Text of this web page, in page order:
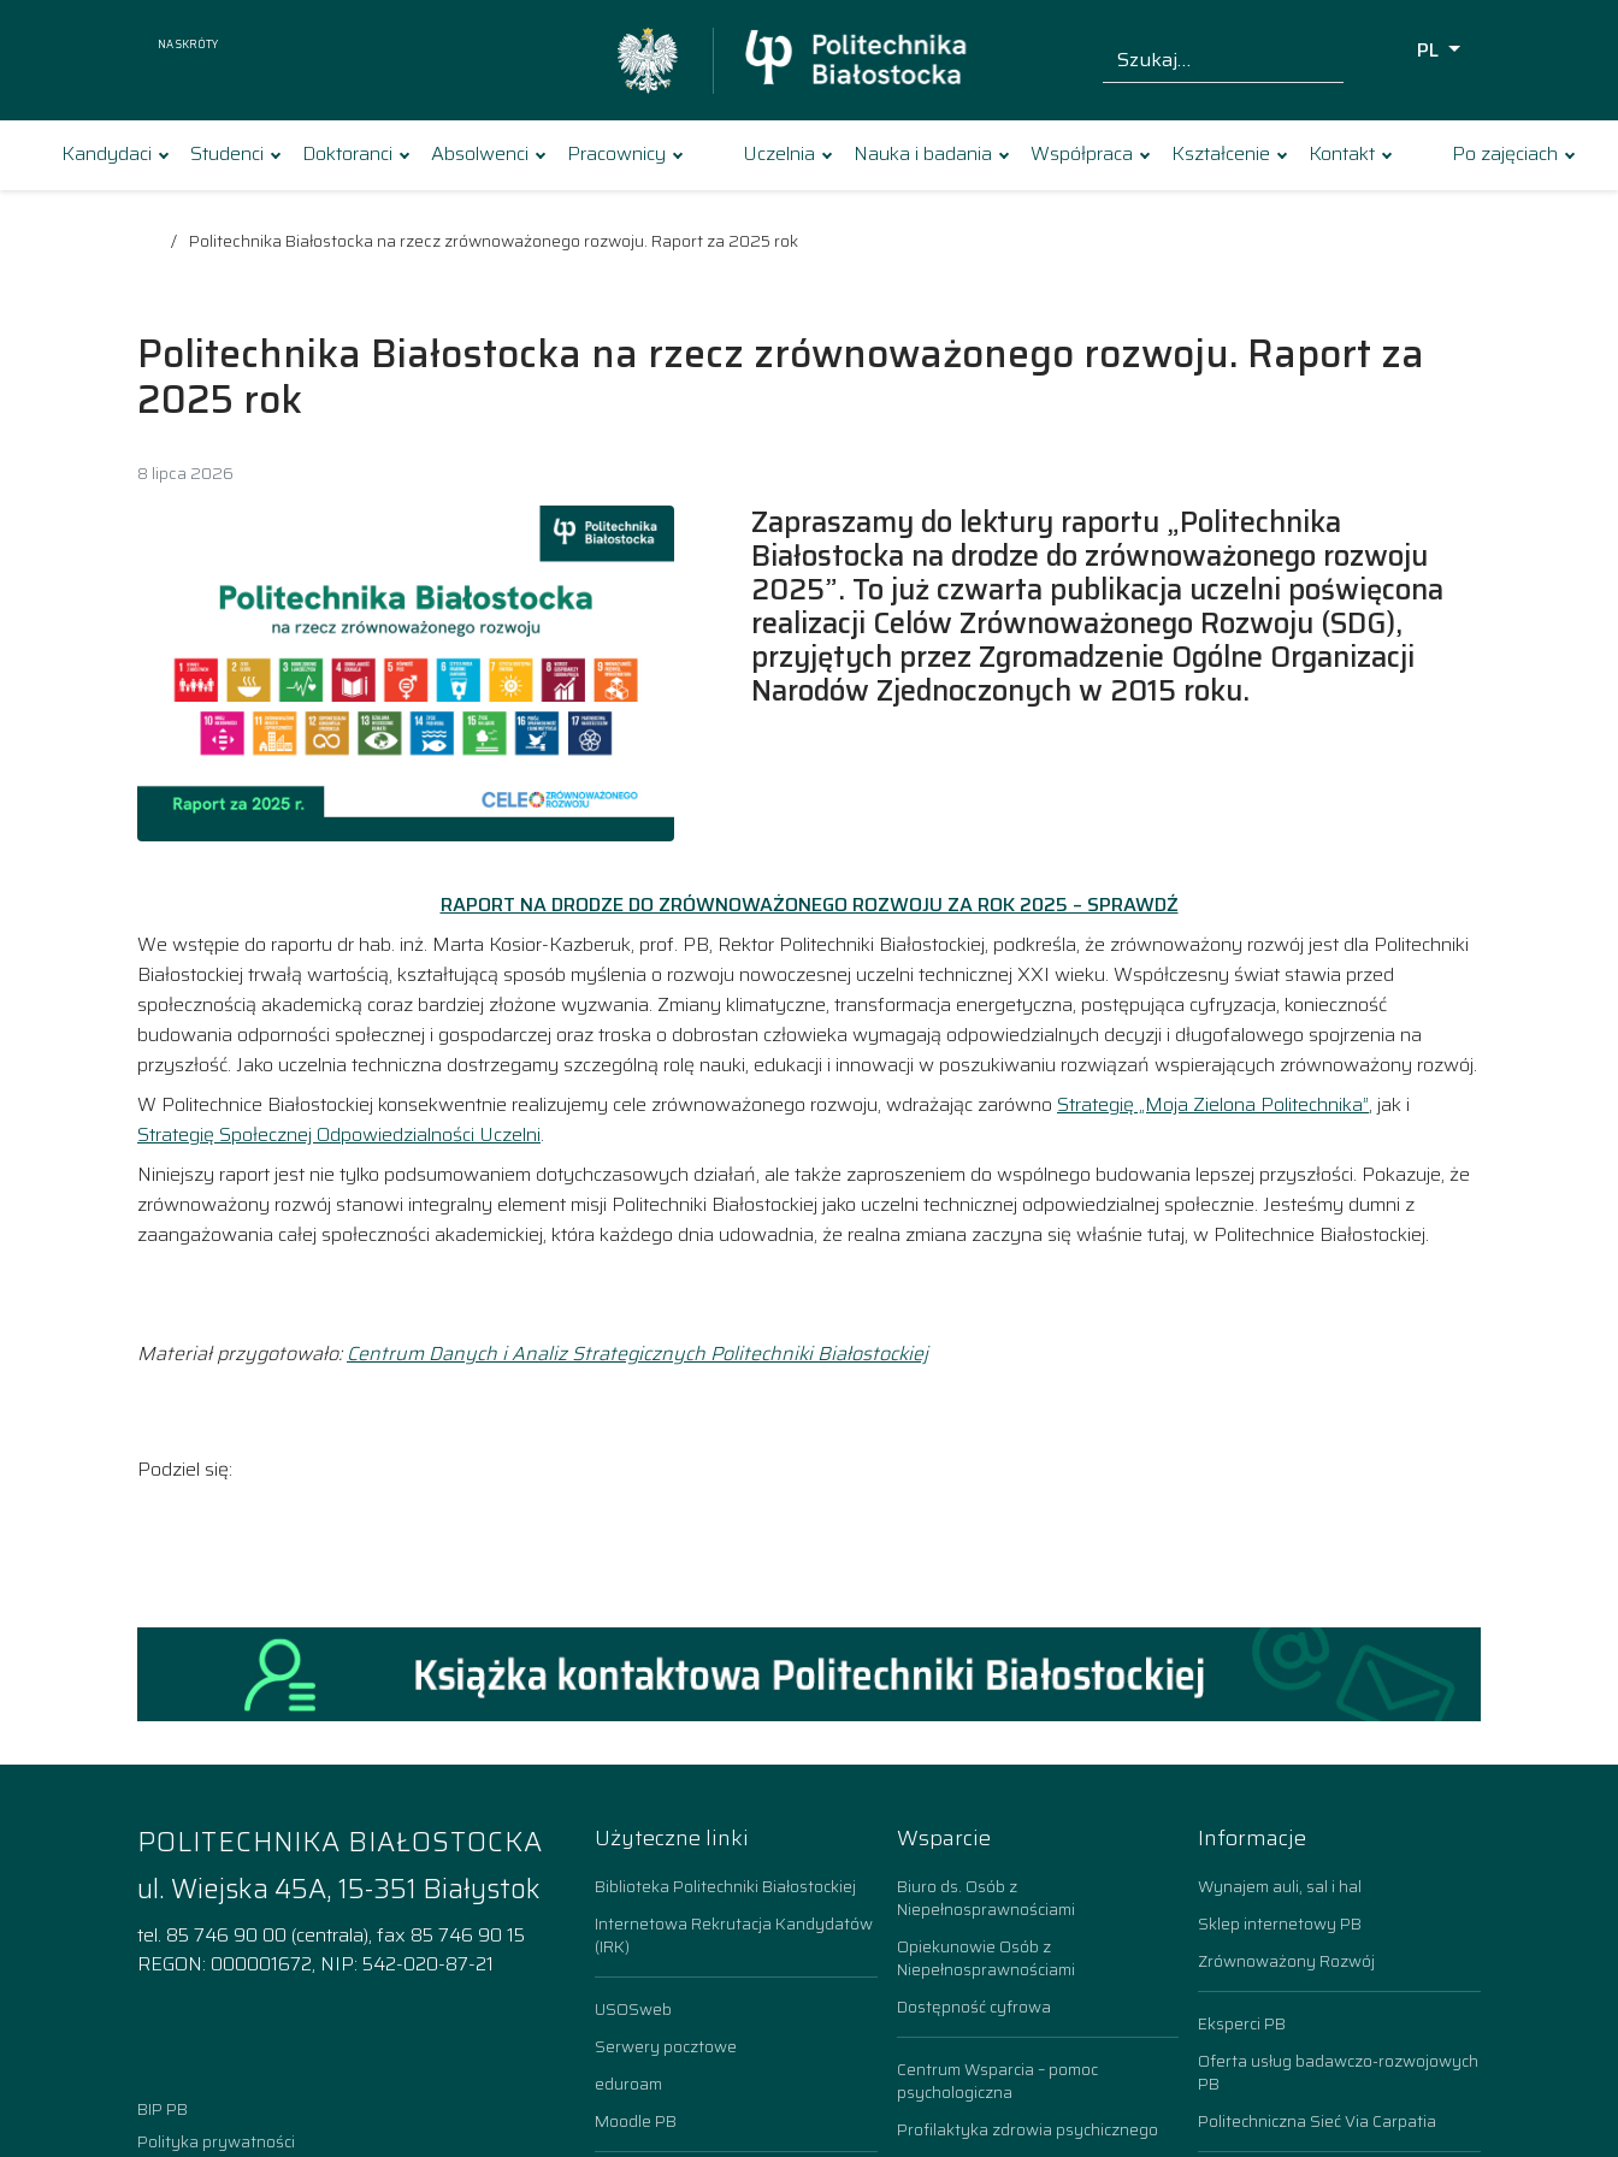
Na skróty Szukaj dla:
PL
Kandydaci Studenci Doktoranci Absolwenci Pracownicy Uczelnia Nauka i badania Współpraca Kształcenie Kontakt Po zajęciach
Politechnika Białostocka na rzecz zrównoważonego rozwoju. Raport za 2025 rok
Politechnika Białostocka na rzecz zrównoważonego rozwoju. Raport za
2025 rok
8 lipca 2026
Zapraszamy do lektury raportu „Politechnika
Białostocka na drodze do zrównoważonego rozwoju
2025”. To już czwarta publikacja uczelni poświęcona
realizacji Celów Zrównoważonego Rozwoju (SDG),
przyjętych przez Zgromadzenie Ogólne Organizacji
Narodów Zjednoczonych w 2015 roku.
RAPORT NA DRODZE DO ZRÓWNOWAŻONEGO ROZWOJU ZA ROK 2025 – SPRAWDŹ
We wstępie do raportu dr hab. inż. Marta Kosior-Kazberuk, prof. PB, Rektor Politechniki Białostockiej, podkreśla, że zrównoważony rozwój jest dla Politechniki
Białostockiej trwałą wartością, kształtującą sposób myślenia o rozwoju nowoczesnej uczelni technicznej XXI wieku. Współczesny świat stawia przed
społecznością akademicką coraz bardziej złożone wyzwania. Zmiany klimatyczne, transformacja energetyczna, postępująca cyfryzacja, konieczność
budowania odporności społecznej i gospodarczej oraz troska o dobrostan człowieka wymagają odpowiedzialnych decyzji i długofalowego spojrzenia na
przyszłość. Jako uczelnia techniczna dostrzegamy szczególną rolę nauki, edukacji i innowacji w poszukiwaniu rozwiązań wspierających zrównoważony rozwój.
W Politechnice Białostockiej konsekwentnie realizujemy cele zrównoważonego rozwoju, wdrażając zarówno Strategię „Moja Zielona Politechnika”, jak i
Strategię Społecznej Odpowiedzialności Uczelni.
Niniejszy raport jest nie tylko podsumowaniem dotychczasowych działań, ale także zaproszeniem do wspólnego budowania lepszej przyszłości. Pokazuje, że
zrównoważony rozwój stanowi integralny element misji Politechniki Białostockiej jako uczelni technicznej odpowiedzialnej społecznie. Jesteśmy dumni z
zaangażowania całej społeczności akademickiej, która każdego dnia udowadnia, że realna zmiana zaczyna się właśnie tutaj, w Politechnice Białostockiej.
Materiał przygotowało: Centrum Danych i Analiz Strategicznych Politechniki Białostockiej
Podziel się:
POLITECHNIKA BIAŁOSTOCKA
ul. Wiejska 45A, 15-351 Białystok
tel. 85 746 90 00 (centrala), fax 85 746 90 15
REGON: 000001672, NIP: 542-020-87-21
BIP PB
Polityka prywatności
Użyteczne linki
Biblioteka Politechniki Białostockiej
Internetowa Rekrutacja Kandydatów
(IRK)
USOSweb
Serwery pocztowe
eduroam
Moodle PB
Wsparcie
Biuro ds. Osób z
Niepełnosprawnościami
Opiekunowie Osób z
Niepełnosprawnościami
Dostępność cyfrowa
Centrum Wsparcia – pomoc
psychologiczna
Profilaktyka zdrowia psychicznego
Informacje
Wynajem auli, sal i hal
Sklep internetowy PB
Zrównoważony Rozwój
Eksperci PB
Oferta usług badawczo-rozwojowych
PB
Politechniczna Sieć Via Carpatia